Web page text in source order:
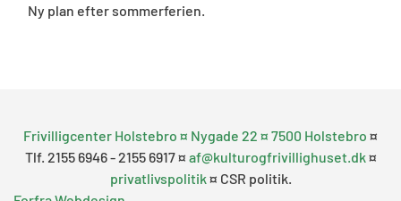
Ny plan efter sommerferien.
Frivilligcenter Holstebro ¤ Nygade 22 ¤ 7500 Holstebro ¤
Tlf. 2155 6946 - 2155 6917 ¤ af@kulturogfrivillighuset.dk¤
privatlivspolitik¤ CSR politik.